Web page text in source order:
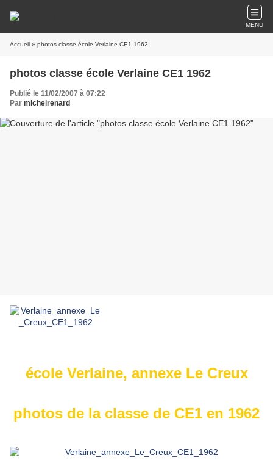
MENU
Accueil » photos classe école Verlaine CE1 1962
photos classe école Verlaine CE1 1962
Publié le 11/02/2007 à 07:22
Par michelrenard
école Verlaine, annexe Le Creux
photos de la classe de CE1 en 1962